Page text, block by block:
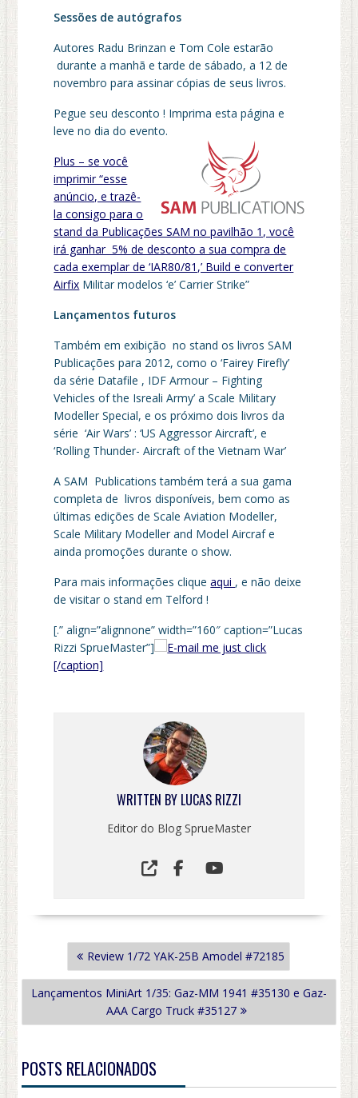
Sessões de autógrafos
Autores Radu Brinzan e Tom Cole estarão
durante a manhã e tarde de sábado, a 12 de
novembro para assinar cópias de seus livros.
Pegue seu desconto ! Imprima esta página e
leve no dia do evento.
Plus – se você
imprimir “esse
anúncio, e trazê-
la consigo para o
stand da Publicações SAM no pavilhão 1, você
irá ganhar 5% de desconto a sua compra de
cada exemplar de ‘IAR80/81,’ Build e converter
Airfix Militar modelos ‘e’ Carrier Strike”
Lançamentos futuros
Também em exibição no stand os livros SAM
Publicações para 2012, como o ‘Fairey Firefly’
da série Datafile , IDF Armour – Fighting
Vehicles of the Isreali Army’ a Scale Military
Modeller Special, e os próximo dois livros da
série ‘Air Wars’ : ‘US Aggressor Aircraft’, e
‘Rolling Thunder- Aircraft of the Vietnam War’
A SAM Publications também terá a sua gama
completa de livros disponíveis, bem como as
últimas edições de Scale Aviation Modeller,
Scale Military Modeller and Model Aircraf e
ainda promoções durante o show.
Para mais informações cliqueaqui , e não deixe
de visitar o stand em Telford !
[.” align=”alignnone” width=”160″ caption=”Lucas
Rizzi SprueMaster”]
[/caption]
WRITTEN BY LUCAS RIZZI
Editor do Blog SprueMaster
NAVEGAÇÃO
POST
Review 1/72 YAK-25B Amodel #72185
Lançamentos MiniArt 1/35: Gaz-MM 1941 #35130 e Gaz-
AAA Cargo Truck #35127
POSTS RELACIONADOS